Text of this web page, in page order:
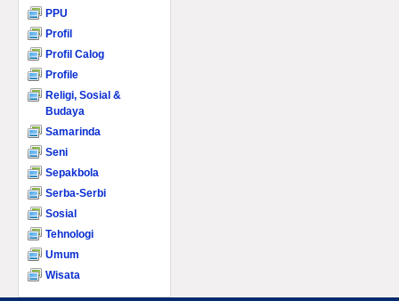
PPU
Profil
Profil Calog
Profile
Religi, Sosial &
Budaya
Samarinda
Seni
Sepakbola
Serba-Serbi
Sosial
Tehnologi
Umum
Wisata